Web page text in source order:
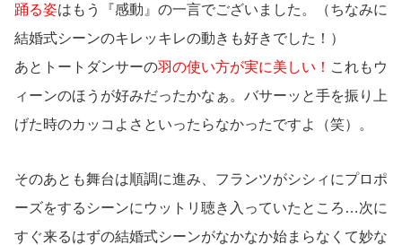
踊る姿はもう『感動』の一言でございました。（ちなみに
結婚式シーンのキレッキレの動きも好きでした！）
あとトートダンサーの羽の使い方が実に美しい！ これもウ
ィーンのほうが好みだったかなぁ。バサーッと手を振り上
げた時のカッコよさといったらなかったですよ（笑）。
そのあとも舞台は順調に進み、フランツがシシィにプロポ
ーズをするシーンにウットリ聴き入っていたところ…次に
すぐ来るはずの結婚式シーンがなかなか始まらなくて妙な